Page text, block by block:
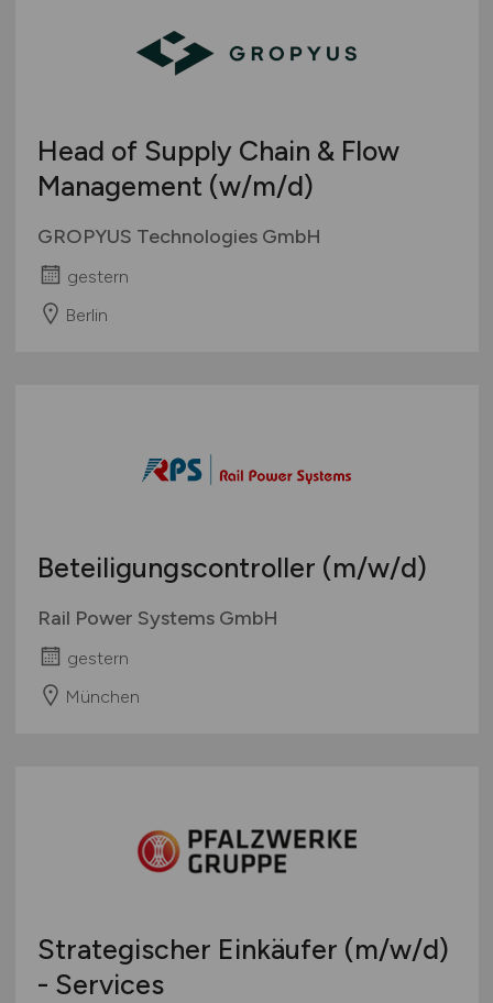
Head of Supply Chain & Flow
Management (w/m/d)
GROPYUS Technologies GmbH
gestern
Berlin
Beteiligungscontroller (m/w/d)
Rail Power Systems GmbH
gestern
München
Strategischer Einkäufer (m/w/d)
- Services